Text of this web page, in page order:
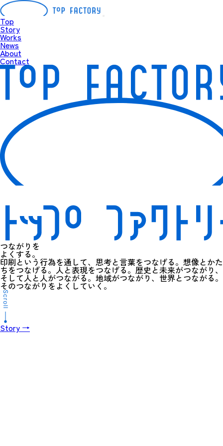
Top
Story
Works
News
About
Contact
つながりを
よくする。
印刷という行為を通して、思考と言葉をつなげる。想像とかた
ちをつなげる。人と表現をつなげる。歴史と未来がつながり、
そして人と人がつながる。地域がつながり、世界とつながる。
そのつながりをよくしていく。
Story